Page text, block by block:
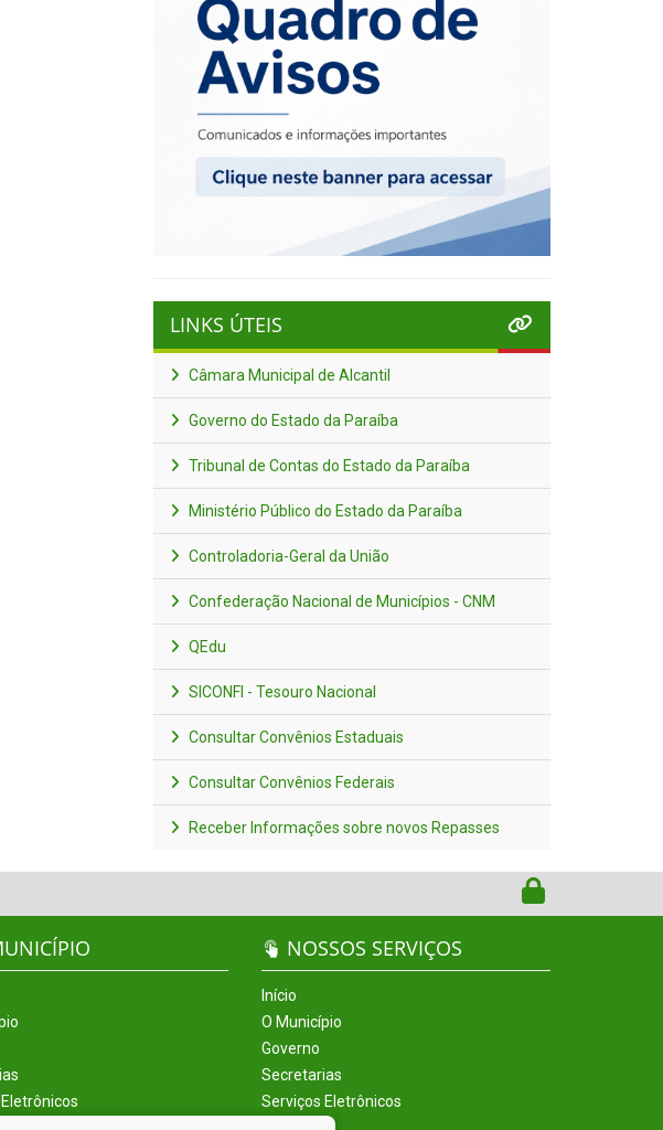
LINKS ÚTEIS
Câmara Municipal de Alcantil
Governo do Estado da Paraíba
Tribunal de Contas do Estado da Paraíba
Ministério Público do Estado da Paraíba
Controladoria-Geral da União
Confederação Nacional de Municípios - CNM
QEdu
SICONFI - Tesouro Nacional
Consultar Convênios Estaduais
Consultar Convênios Federais
Receber Informações sobre novos Repasses
NOSSOS SERVIÇOS
Início
O Município
Governo
Secretarias
Serviços Eletrônicos